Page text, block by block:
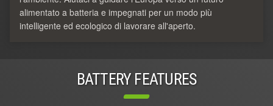
alimentato a batteria e impegnati per un modo più
intelligente ed ecologico di lavorare all'aperto.
BATTERY FEATURES